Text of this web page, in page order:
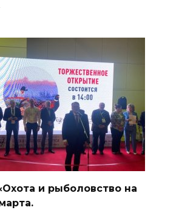
и рыболовство на